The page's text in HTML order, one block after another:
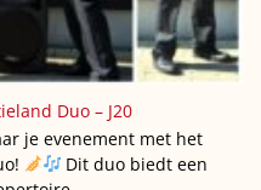
Duo – J20
je evenement met het
Dit duo biedt een